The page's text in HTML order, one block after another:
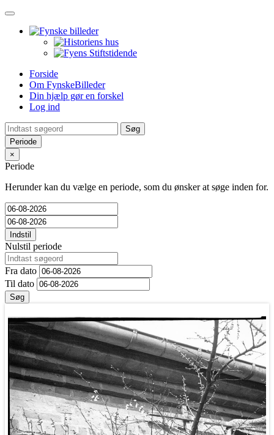
Toggle
navigation
Forside
Om FynskeBilleder
Din hjælp gør en forskel
Log ind
Periode
×
Periode
Herunder kan du vælge en periode, som du ønsker at søge inden for.
Indstil
Nulstil periode
Fra dato
Til dato
Søg